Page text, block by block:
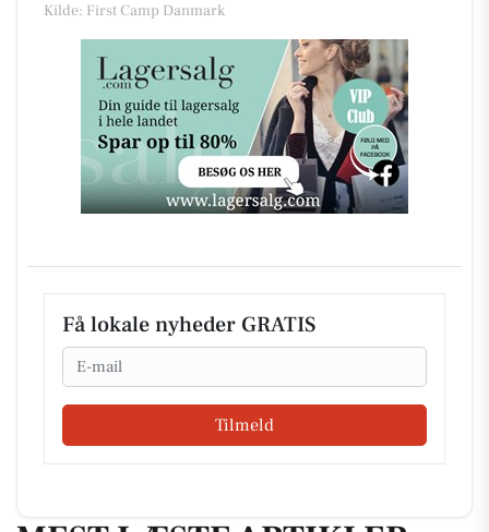
Kilde: First Camp Danmark
Få lokale nyheder GRATIS
Email
Tilmeld